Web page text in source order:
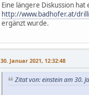
Eine längere Diskussion
http://www.badhofer.at/
ergänzt wurde.
30. Januar 2021, 12:32:48
Zitat von: einstein am 30.